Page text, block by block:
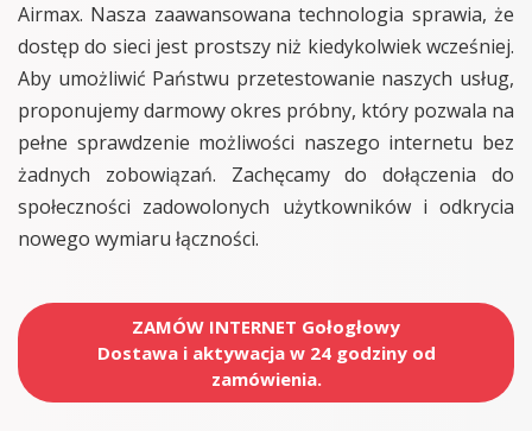
Airmax. Nasza zaawansowana technologia sprawia, że
dostęp do sieci jest prostszy niż kiedykolwiek wcześniej.
Aby umożliwić Państwu przetestowanie naszych usług,
proponujemy darmowy okres próbny, który pozwala na
pełne sprawdzenie możliwości naszego internetu bez
żadnych zobowiązań. Zachęcamy do dołączenia do
społeczności zadowolonych użytkowników i odkrycia
nowego wymiaru łączności.
ZAMÓW INTERNET Gołogłowy
Dostawa i aktywacja w 24 godziny od
zamówienia.